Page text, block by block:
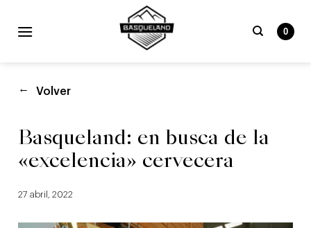
0
Volver
Basqueland: en busca de la
«excelencia» cervecera
27 abril, 2022